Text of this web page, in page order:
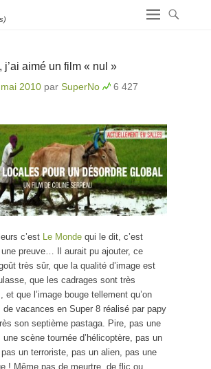
j’ai aimé un film « nul »
2010 par SuperNo
6 427
c’est Le Monde qui le dit, c’est
preuve… Il aurait pu ajouter, ce
très sûr, que la qualité d’image est
que les cadrages sont très
et que l’image bouge tellement qu’on
vacances en Super 8 réalisé par papy
son septième pastaga. Pire, pas une
scène tournée d’hélicoptère, pas un
un terroriste, pas un alien, pas une
! Même pas de meurtre, de flic ou